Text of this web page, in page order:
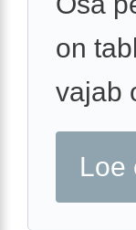
on
vajab
Loe